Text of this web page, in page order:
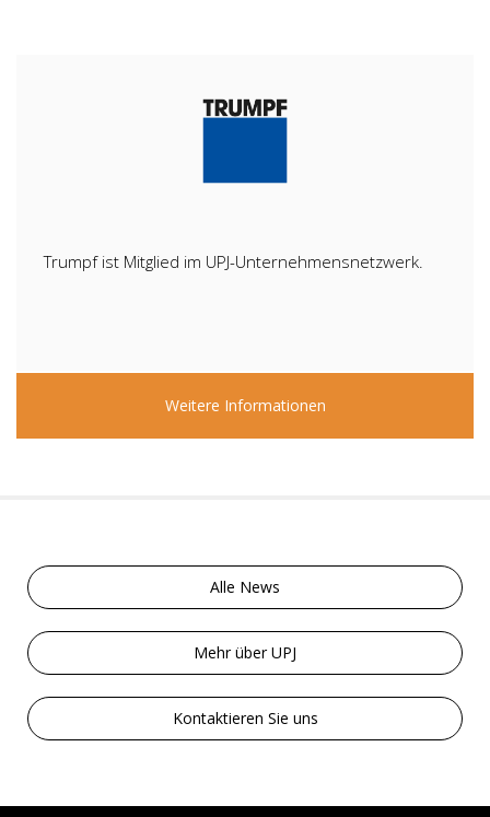
Trumpf ist Mitglied im UPJ-Unternehmensnetzwerk.
Weitere Informationen
Alle News
Mehr über UPJ
Kontaktieren Sie uns